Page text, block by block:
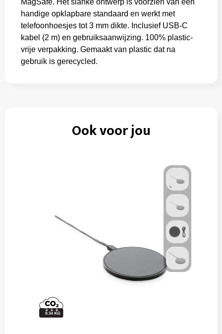
MagSafe. Het slanke ontwerp is voorzien van een
handige opklapbare standaard en werkt met
telefoonhoesjes tot 3 mm dikte. Inclusief USB-C
kabel (2 m) en gebruiksaanwijzing. 100% plastic-
vrije verpakking. Gemaakt van plastic dat na
gebruik is gerecycled.
Ook voor jou